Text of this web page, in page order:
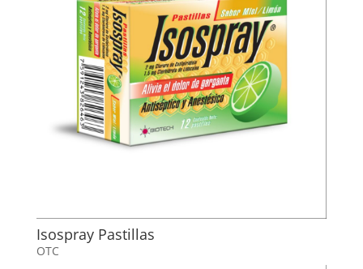
Isospray Pastillas
OTC